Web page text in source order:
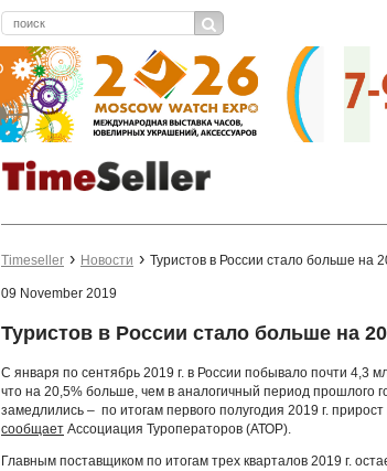
Timeseller Новости Туристов в России стало больше на
09 November 2019
Туристов в России стало больше на
С января по сентябрь 2019 г. в России побывало почти 4,3
что на 20,5% больше, чем в аналогичный период прошлого
замедлились – по итогам первого полугодия 2019 г.
сообщает Ассоциация Туроператоров (АТОР).
Главным поставщиком по итогам трех кварталов 2019 г.